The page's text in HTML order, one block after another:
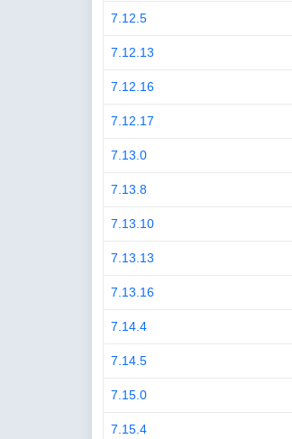
7.12.5
7.12.13
7.12.16
7.12.17
7.13.0
7.13.8
7.13.10
7.13.13
7.13.16
7.14.4
7.14.5
7.15.0
7.15.4